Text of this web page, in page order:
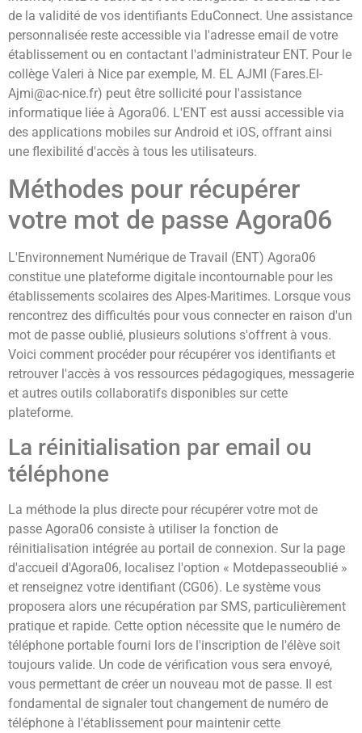
de la validité de vos identifiants EduConnect. Une assistance
personnalisée reste accessible via l'adresse email de votre
établissement ou en contactant l'administrateur ENT. Pour le
collège Valeri à Nice par exemple, M. EL AJMI (Fares.El-
Ajmi@ac-nice.fr) peut être sollicité pour l'assistance
informatique liée à Agora06. L'ENT est aussi accessible via
des applications mobiles sur Android et iOS, offrant ainsi
une flexibilité d'accès à tous les utilisateurs.
Méthodes pour récupérer
votre mot de passe Agora06
L'Environnement Numérique de Travail (ENT) Agora06
constitue une plateforme digitale incontournable pour les
établissements scolaires des Alpes-Maritimes. Lorsque vous
rencontrez des difficultés pour vous connecter en raison d'un
mot de passe oublié, plusieurs solutions s'offrent à vous.
Voici comment procéder pour récupérer vos identifiants et
retrouver l'accès à vos ressources pédagogiques, messagerie
et autres outils collaboratifs disponibles sur cette
plateforme.
La réinitialisation par email ou
téléphone
La méthode la plus directe pour récupérer votre mot de
passe Agora06 consiste à utiliser la fonction de
réinitialisation intégrée au portail de connexion. Sur la page
d'accueil d'Agora06, localisez l'option « Motdepasseoublié »
et renseignez votre identifiant (CG06). Le système vous
proposera alors une récupération par SMS, particulièrement
pratique et rapide. Cette option nécessite que le numéro de
téléphone portable fourni lors de l'inscription de l'élève soit
toujours valide. Un code de vérification vous sera envoyé,
vous permettant de créer un nouveau mot de passe. Il est
fondamental de signaler tout changement de numéro de
téléphone à l'établissement pour maintenir cette